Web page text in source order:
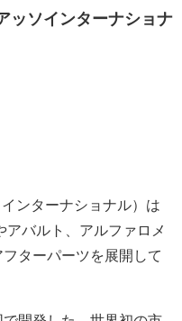
ッソインターナショナ
ンターナショナル）は
バルト、アルファロメ
ターパーツを展開して